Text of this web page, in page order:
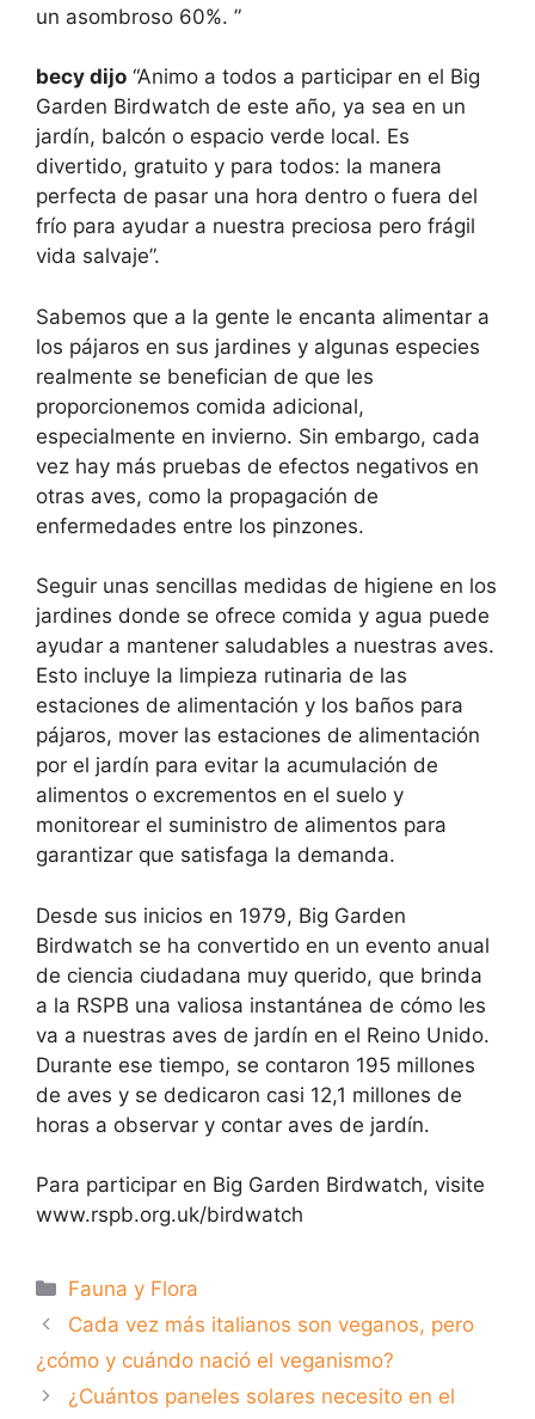
un asombroso 60%. ”
becy dijo “Animo a todos a participar en el Big
Garden Birdwatch de este año, ya sea en un
jardín, balcón o espacio verde local. Es
divertido, gratuito y para todos: la manera
perfecta de pasar una hora dentro o fuera del
frío para ayudar a nuestra preciosa pero frágil
vida salvaje”.
Sabemos que a la gente le encanta alimentar a
los pájaros en sus jardines y algunas especies
realmente se benefician de que les
proporcionemos comida adicional,
especialmente en invierno. Sin embargo, cada
vez hay más pruebas de efectos negativos en
otras aves, como la propagación de
enfermedades entre los pinzones.
Seguir unas sencillas medidas de higiene en los
jardines donde se ofrece comida y agua puede
ayudar a mantener saludables a nuestras aves.
Esto incluye la limpieza rutinaria de las
estaciones de alimentación y los baños para
pájaros, mover las estaciones de alimentación
por el jardín para evitar la acumulación de
alimentos o excrementos en el suelo y
monitorear el suministro de alimentos para
garantizar que satisfaga la demanda.
Desde sus inicios en 1979, Big Garden
Birdwatch se ha convertido en un evento anual
de ciencia ciudadana muy querido, que brinda
a la RSPB una valiosa instantánea de cómo les
va a nuestras aves de jardín en el Reino Unido.
Durante ese tiempo, se contaron 195 millones
de aves y se dedicaron casi 12,1 millones de
horas a observar y contar aves de jardín.
Para participar en Big Garden Birdwatch, visite
www.rspb.org.uk/birdwatch
Categorías
Fauna y Flora
Cada vez más italianos son veganos, pero
¿cómo y cuándo nació el veganismo?
¿Cuántos paneles solares necesito en el